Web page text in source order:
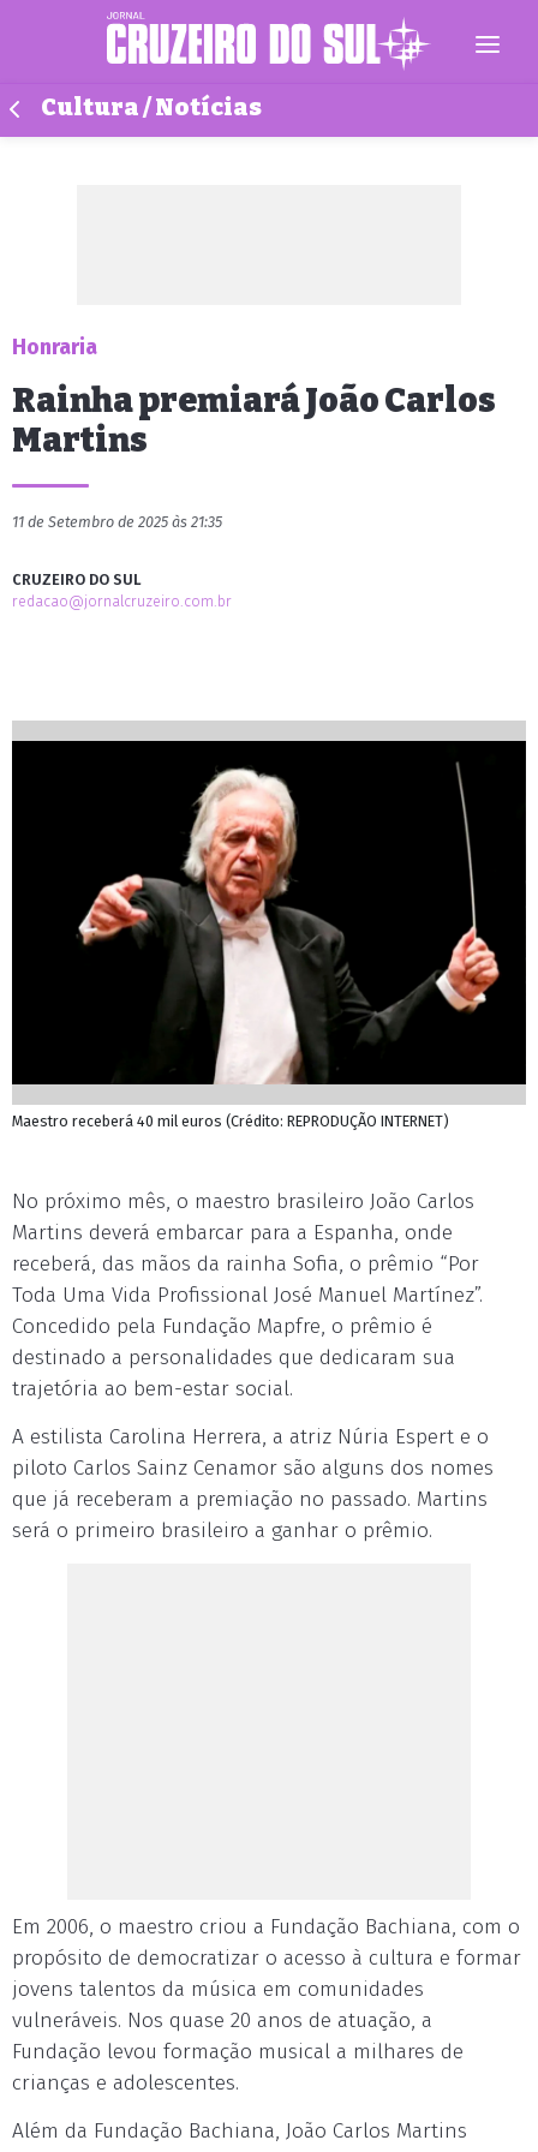
Cultura / Notícias
Honraria
Rainha premiará João Carlos
Martins
11 de Setembro de 2025 às 21:35
CRUZEIRO DO SUL
redacao@jornalcruzeiro.com.br
Maestro receberá 40 mil euros (Crédito: REPRODUÇÃO INTERNET)
No próximo mês, o maestro brasileiro João Carlos
Martins deverá embarcar para a Espanha, onde
receberá, das mãos da rainha Sofia, o prêmio “Por
Toda Uma Vida Profissional José Manuel Martínez”.
Concedido pela Fundação Mapfre, o prêmio é
destinado a personalidades que dedicaram sua
trajetória ao bem-estar social.
A estilista Carolina Herrera, a atriz Núria Espert e o
piloto Carlos Sainz Cenamor são alguns dos nomes
que já receberam a premiação no passado. Martins
será o primeiro brasileiro a ganhar o prêmio.
Em 2006, o maestro criou a Fundação Bachiana, com o
propósito de democratizar o acesso à cultura e formar
jovens talentos da música em comunidades
vulneráveis. Nos quase 20 anos de atuação, a
Fundação levou formação musical a milhares de
crianças e adolescentes.
Além da Fundação Bachiana, João Carlos Martins